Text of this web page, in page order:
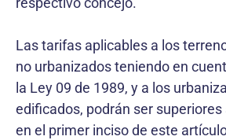
Las tarifas aplicables a los
no urbanizados teniendo en
la Ley 09 de 1989, y a los
edificados, podrán ser
en el primer inciso de este